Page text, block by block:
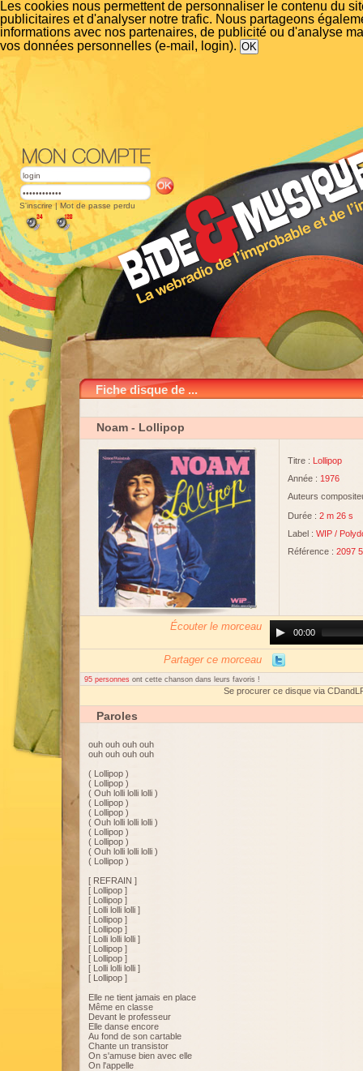
Les cookies nous permettent de personnaliser le contenu du
publicitaires et d'analyser notre trafic. Nous partageons
informations avec nos partenaires, de publicité ou d'analyse
vos données personnelles (e-mail, login).
S'inscrire | Mot de passe perdu
Fiche disque de ...
Noam - Lollipop
Titre : Lollipop
Année : 1976
Auteurs
Durée : 2 m 26 s
Label : WIP /
Référence : 2097
Écouter le morceau
Player00:00
Partager ce morceau
95 personnes ont cette chanson dans leurs favoris !
Se procurer ce disque via
Paroles
ouh ouh ouh ouh
ouh ouh ouh ouh
( Lollipop )
( Lollipop )
( Ouh lolli lolli lolli )
( Lollipop )
( Lollipop )
( Ouh lolli lolli lolli )
( Lollipop )
( Lollipop )
( Ouh lolli lolli lolli )
( Lollipop )
[ REFRAIN ]
[ Lollipop ]
[ Lollipop ]
[ Lolli lolli lolli ]
[ Lollipop ]
[ Lollipop ]
[ Lolli lolli lolli ]
[ Lollipop ]
[ Lollipop ]
[ Lolli lolli lolli ]
[ Lollipop ]
Elle ne tient jamais en place
Même en classe
Devant le professeur
Elle danse encore
Au fond de son cartable
Chante un transistor
On s'amuse bien avec elle
On l'appelle